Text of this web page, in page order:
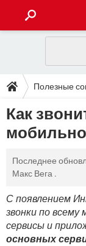
INSTAGRAM
ИГРЫ
ВКОНТАКТЕ
ПОЛЕЗНЫЕ
TIKTOK
WHATSAPP
WINDOWS 10
YANDEX
ЗАГРУЗКИ
TIKTOK
FACEBOOK
WINDOWS 10
ВИДЕО
YANDEX
ФОРУМ
TIKTOK
FACEBOOK
WINDOWS 10
ЭНЦИКЛОПЕДИЯ
TIKTOK
WHATSAPP
FACEBOOK
Полезные
Как
Последнее
Макс Вега .
С появлением
звонки по всему
сервисы и
основных